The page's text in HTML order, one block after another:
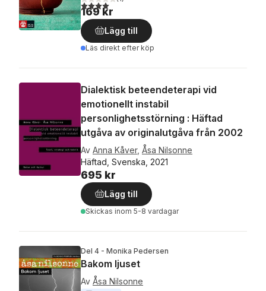
4,0utav 5 stjärnor. Totalt antal röster:
169 kr
Lägg till
Läs direkt efter köp
Dialektisk beteendeterapi vid
emotionellt instabil
personlighetsstörning : Häftad
utgåva av originalutgåva från 2002
Av Anna Kåver, Åsa Nilsonne
Häftad, Svenska, 2021
695 kr
Lägg till
Skickas inom 5-8 vardagar
Del 4 - Monika Pedersen
Bakom ljuset
Av Åsa Nilsonne